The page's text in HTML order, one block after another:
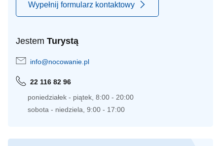
Wypełnij formularz kontaktowy
Jestem Turystą
info@nocowanie.pl
22 116 82 96
poniedziałek - piątek, 8:00 - 20:00
sobota - niedziela, 9:00 - 17:00